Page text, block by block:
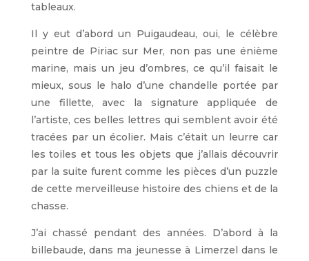
tableaux.
Il y eut d’abord un Puigaudeau, oui, le célèbre
peintre de Piriac sur Mer, non pas une énième
marine, mais un jeu d’ombres, ce qu’il faisait le
mieux, sous le halo d’une chandelle portée par
une fillette, avec la signature appliquée de
l’artiste, ces belles lettres qui semblent avoir été
tracées par un écolier. Mais c’était un leurre car
les toiles et tous les objets que j’allais découvrir
par la suite furent comme les pièces d’un puzzle
de cette merveilleuse histoire des chiens et de la
chasse.
J’ai chassé pendant des années. D’abord à la
billebaude, dans ma jeunesse à Limerzel dans le